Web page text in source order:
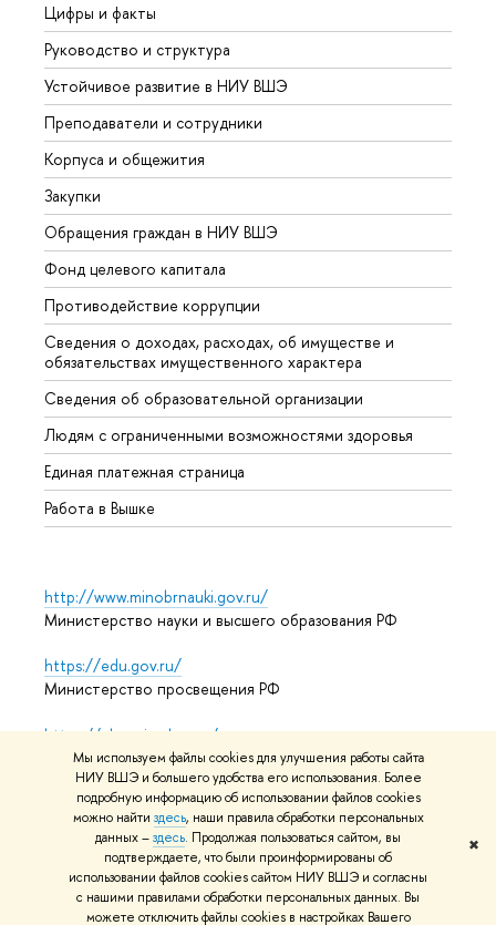
Мы используем файлы cookies для улучшения работы сайта
НИУ ВШЭ и большего удобства его использования. Более
подробную информацию об использовании файлов cookies
можно найти здесь, наши правила обработки персональных
данных –здесь. Продолжая пользоваться сайтом, вы
подтверждаете, что были проинформированы об
использовании файлов cookies сайтом НИУ ВШЭ и согласны
с нашими правилами обработки персональных данных. Вы
можете отключить файлы cookies в настройках Вашего
✖
Цифры и факты
Руководство и структура
Устойчивое развитие в НИУ ВШЭ
Преподаватели и сотрудники
Корпуса и общежития
Закупки
Обращения граждан в НИУ ВШЭ
Фонд целевого капитала
Противодействие коррупции
Сведения о доходах, расходах, об имуществе и
обязательствах имущественного характера
Сведения об образовательной организации
Людям с ограниченными возможностями здоровья
Единая платежная страница
Работа в Вышке
http://www.minobrnauki.gov.ru/
Министерство науки и высшего образования РФ
https://edu.gov.ru/
Министерство просвещения РФ
https://elearning.hse.ru/mooc
Массовые открытые онлайн-курсы
© НИУ ВШЭ 1993–2026 Адреса и контактыУсловия
использования материаловПолитика конфиденциальности
Карта сайта